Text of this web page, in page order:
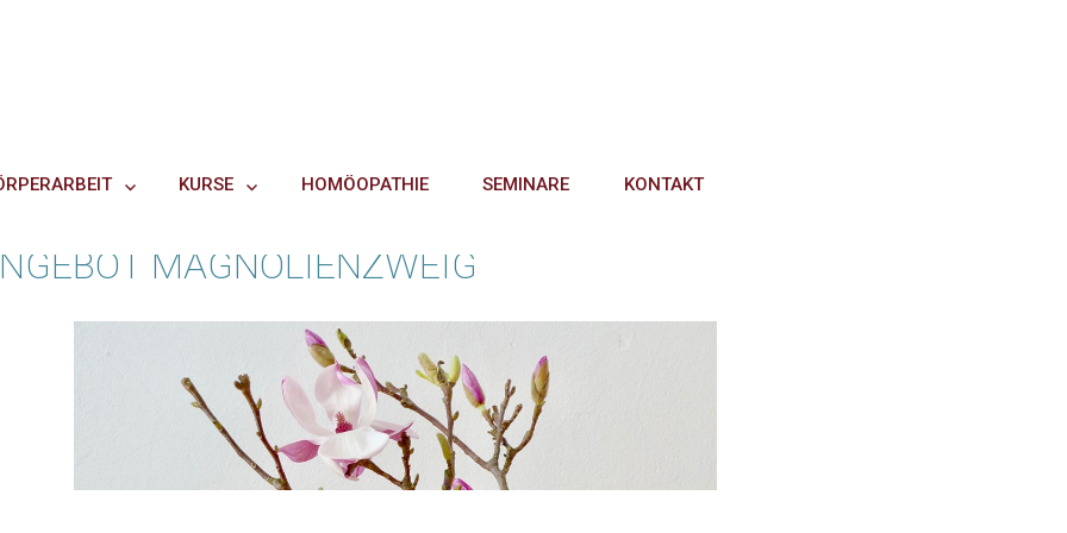
KURSE HOMÖOPATHIE SEMINARE KONTAKT
MAGNOLIENZWEIG